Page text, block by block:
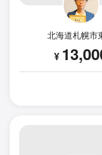
北海道札幌市
¥